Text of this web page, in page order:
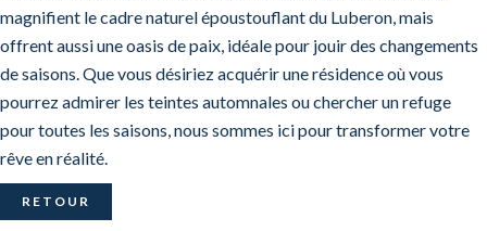
magnifient le cadre naturel époustouflant du Luberon, mais
offrent aussi une oasis de paix, idéale pour jouir des changements
de saisons. Que vous désiriez acquérir une résidence où vous
pourrez admirer les teintes automnales ou chercher un refuge
pour toutes les saisons, nous sommes ici pour transformer votre
rêve en réalité.
RETOUR